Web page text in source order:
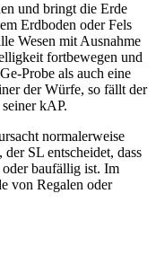
und bringt die Erde
Erdboden oder Fels
Wesen mit Ausnahme
fortbewegen und
Probe als auch eine
der Würfe, so fällt der
kAP.
normalerweise
der SL entscheidet, dass
baufällig ist. Im
von Regalen oder